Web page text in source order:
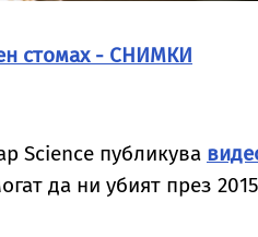
стомах - СНИМКИ
Science публикува
да ни убият през 2015